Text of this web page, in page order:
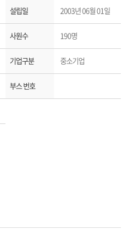
설립일 2003년 06월 01일
사원수 190명
기업구분 중소기업
부스 번호